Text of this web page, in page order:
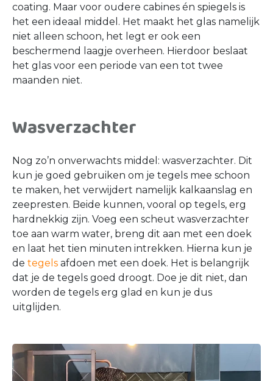
coating. Maar voor oudere cabines én spiegels is
het een ideaal middel. Het maakt het glas namelijk
niet alleen schoon, het legt er ook een
beschermend laagje overheen. Hierdoor beslaat
het glas voor een periode van een tot twee
maanden niet.
Wasverzachter
Nog zo’n onverwachts middel: wasverzachter. Dit
kun je goed gebruiken om je tegels mee schoon
te maken, het verwijdert namelijk kalkaanslag en
zeepresten. Beide kunnen, vooral op tegels, erg
hardnekkig zijn. Voeg een scheut wasverzachter
toe aan warm water, breng dit aan met een doek
en laat het tien minuten intrekken. Hierna kun je
de tegels afdoen met een doek. Het is belangrijk
dat je de tegels goed droogt. Doe je dit niet, dan
worden de tegels erg glad en kun je dus
uitglijden.